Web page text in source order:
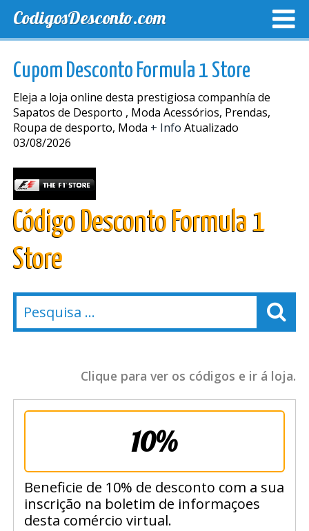
CodigosDesconto.com
Cupom Desconto Formula 1 Store
Eleja a loja online desta prestigiosa companhía de
Sapatos de Desporto , Moda Acessórios, Prendas,
Roupa de desporto, Moda + Info Atualizado
03/08/2026
Código Desconto Formula 1
Store
Clique para ver os códigos e ir á loja.
10%
Beneficie de 10% de desconto com a sua
inscrição na boletim de informaçoes
desta comércio virtual.